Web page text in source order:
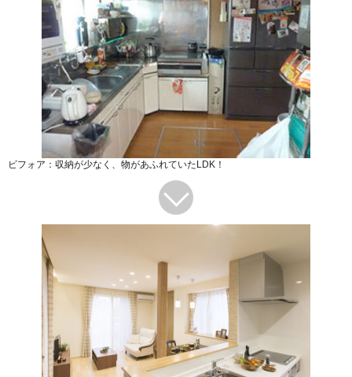
ビフォア：収納が少なく、物があふれていたLDK！